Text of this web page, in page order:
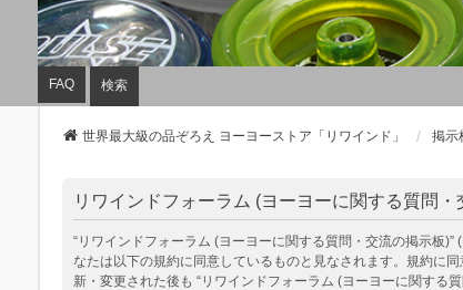
FAQ 検索
世界最大級の品ぞろえ ヨーヨーストア「リワインド」 掲示
リワインドフォーラム (ヨーヨーに関する質問
“リワインドフォーラム (ヨーヨーに関する質問・交流の掲示板)”
なたは以下の規約に同意しているものと見なされます。規約に
新・変更された後も “リワインドフォーラム (ヨーヨーに関する